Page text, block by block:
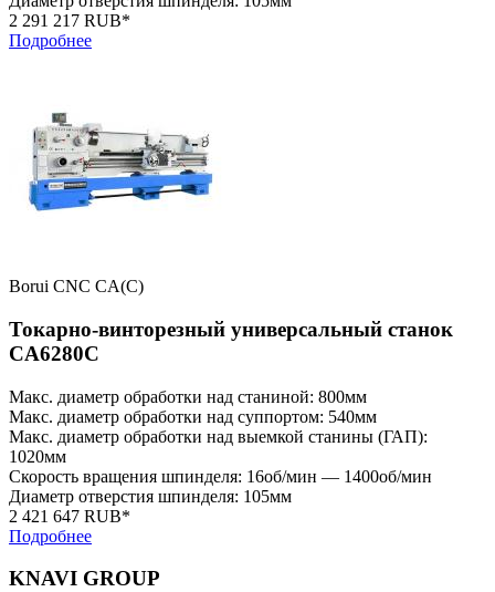
2 291 217 RUB*
Подробнее
Borui CNC CA(C)
Токарно-винторезный универсальный станок
CA6280C
Макс. диаметр обработки над станиной: 800мм
Макс. диаметр обработки над суппортом: 540мм
Макс. диаметр обработки над выемкой станины (ГАП):
1020мм
Скорость вращения шпинделя: 16об/мин — 1400об/мин
Диаметр отверстия шпинделя: 105мм
2 421 647 RUB*
Подробнее
KNAVI GROUP